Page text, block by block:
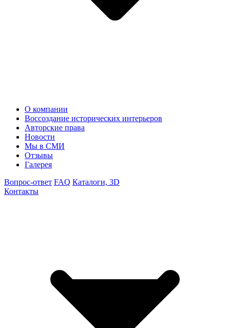
О компании
Воссоздание исторических интерьеров
Авторские права
Новости
Мы в СМИ
Отзывы
Галерея
Вопрос-ответ FAQ Каталоги, 3D
Контакты